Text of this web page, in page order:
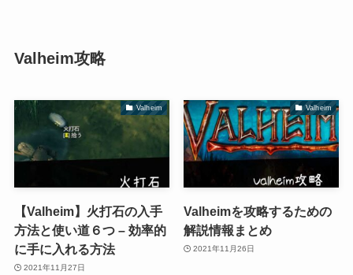
Valheim攻略
Valheim
【Valheim】火打石の入手
方法と使い道６つ – 効率的
に手に入れる方法
2021年11月27日
Valheim
Valheimを攻略するための
解説情報まとめ
2021年11月26日